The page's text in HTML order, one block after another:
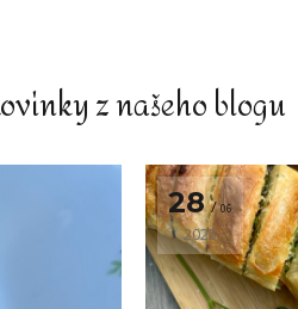
z našeho blogu
28 06
2025